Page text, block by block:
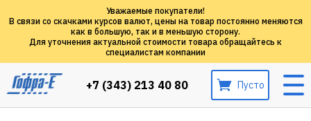
Уважаемые покупатели!
В связи со скачками курсов валют, цены на товар постоянно меняются
как в большую, так и в меньшую сторону.
Для уточнения актуальной стоимости товара обращайтесь к
специалистам компании
+7 (343) 213 40 80 Пусто